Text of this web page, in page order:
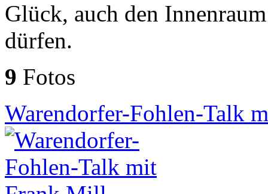
Glück, auch den
dürfen.
9 Fotos
Warendorfer-Fohlen-Talk